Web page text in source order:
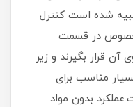
شده است کنترل
در قسمت
قرار بگیرند و زیر
مناسب برای
بدون مواد